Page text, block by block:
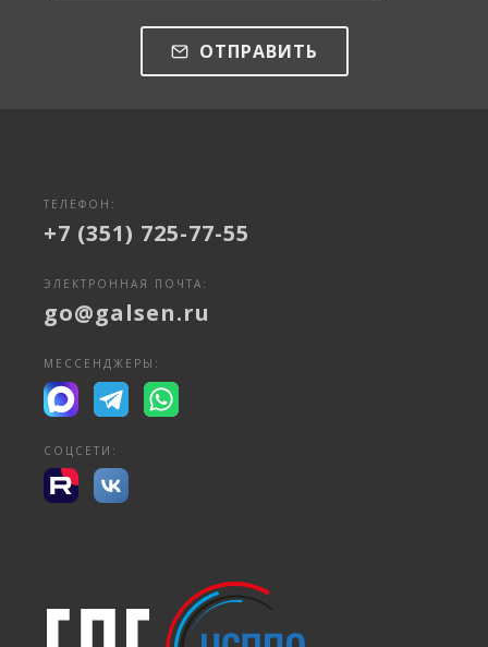
ОТПРАВИТЬ
ТЕЛЕФОН:
+7 (351) 725-77-55
ЭЛЕКТРОННАЯ ПОЧТА:
go@galsen.ru
МЕССЕНДЖЕРЫ:
СОЦСЕТИ: